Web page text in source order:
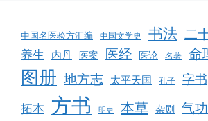
中国名医验方汇编 中国文学史 书法 二
养生 内丹 医案 医经 医论 名著 命
图册 地方志 太平天国 孔子 字书
拓本 方书 明史 本草 杂剧 气功